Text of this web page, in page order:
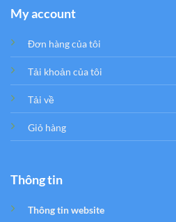
My account
Đơn hàng của tôi
Tải khoản của tôi
Tải về
Giỏ hàng
Thông tin
Thông tin website